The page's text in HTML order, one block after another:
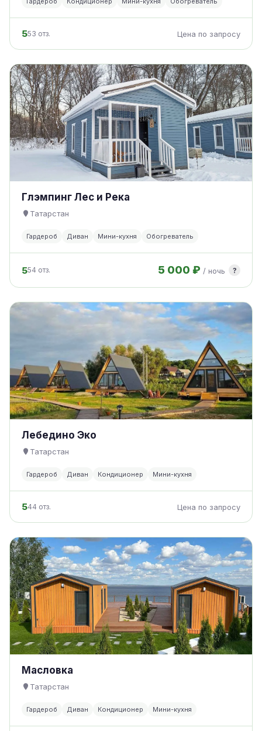
553 отз. Цена по запросу
Глэмпинг Лес и Река
Татарстан
Гардероб Диван Мини-кухня Обогреватель
554 отз. 5 000 ₽ / ночь ?
Лебедино Эко
Татарстан
Гардероб Диван Кондиционер Мини-кухня
544 отз. Цена по запросу
Масловка
Татарстан
Гардероб Диван Кондиционер Мини-кухня